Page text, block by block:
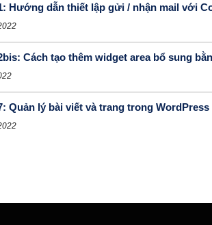
Hướng dẫn thiết lập gửi / nhận mail với
Cách tạo thêm widget area bổ sung
Quản lý bài viết và trang trong WordPress